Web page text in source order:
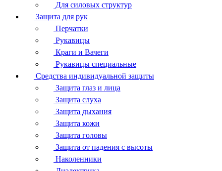
Для силовых структур
Защита для рук
Перчатки
Рукавицы
Краги и Вачеги
Рукавицы специальные
Средства индивидуальной защиты
Защита глаз и лица
Защита слуха
Защита дыхания
Защита кожи
Защита головы
Защита от падения с высоты
Наколенники